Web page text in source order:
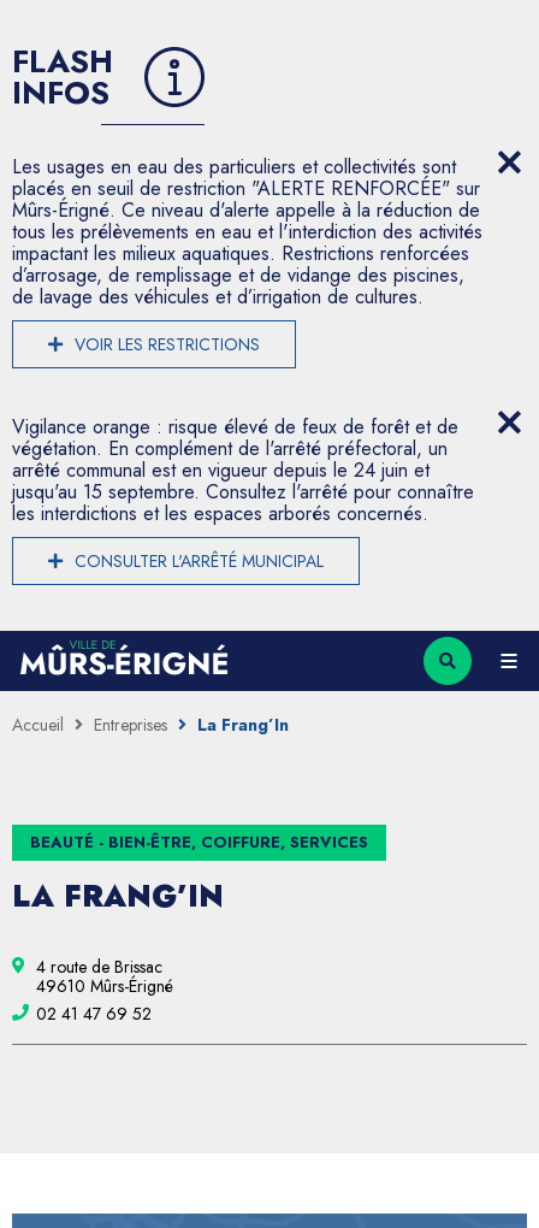
FLASH
INFOS
Les usages en eau des particuliers et collectivités sont
placés en seuil de restriction "ALERTE RENFORCÉE" sur
Mûrs-Érigné. Ce niveau d'alerte appelle à la réduction de
tous les prélèvements en eau et l'interdiction des activités
impactant les milieux aquatiques. Restrictions renforcées
d’arrosage, de remplissage et de vidange des piscines,
de lavage des véhicules et d’irrigation de cultures.
VOIR LES RESTRICTIONS
Vigilance orange : risque élevé de feux de forêt et de
végétation. En complément de l'arrêté préfectoral, un
arrêté communal est en vigueur depuis le 24 juin et
jusqu'au 15 septembre. Consultez l'arrêté pour connaître
les interdictions et les espaces arborés concernés.
CONSULTER L'ARRÊTÉ MUNICIPAL
Accueil Entreprises La Frang’In
BEAUTÉ - BIEN-ÊTRE, COIFFURE, SERVICES
LA FRANG’IN
4 route de Brissac
49610 Mûrs-Érigné
02 41 47 69 52